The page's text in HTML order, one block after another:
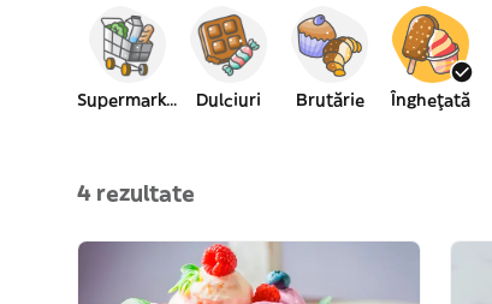
Supermarket Dulciuri Brutărie Înghețată
4 rezultate